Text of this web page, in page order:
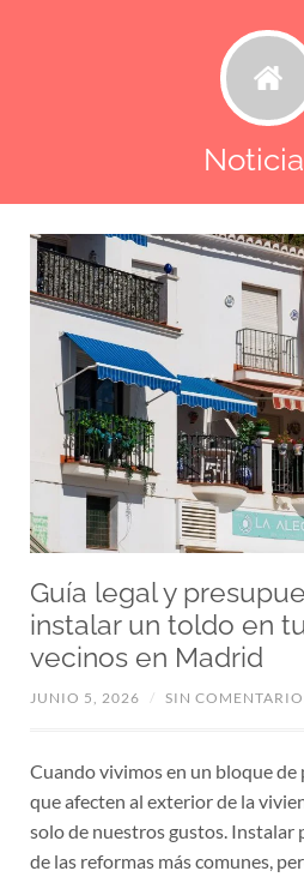
Guía legal y
instalar un toldo en
vecinos en Madrid
JUNIO 5, 2026 / SIN
Cuando vivimos en un bloque de
que afecten al exterior de la
solo de nuestros gustos. Instalar
de las reformas más comunes,